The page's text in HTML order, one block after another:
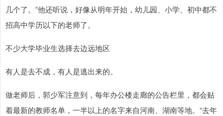
几个了。”他还听说，好像从明年开始，幼儿园、小学、初中都不
招高中学历以下的老师了。
不少大学毕业生选择去边远地区
有人是去不成，有人是逃出来的。
做老师后，郭少军注意到，每年办公楼走廊的公告栏里，都会贴
着最新的教师名单，一半以上的名字来自河南、湖南等地。“去年